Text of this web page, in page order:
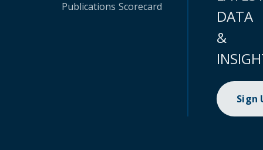
Publications Scorecard
DATA
&
Sign